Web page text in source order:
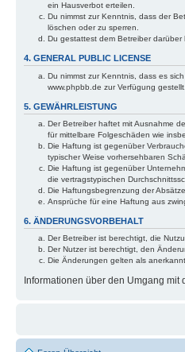
ein Hausverbot erteilen.
Du nimmst zur Kenntnis, dass der
löschen oder zu sperren.
Du gestattest dem Betreiber
4. GENERAL PUBLIC LICENSE
Du nimmst zur Kenntnis, dass es
www.phpbb.de zur Verfügung
5. GEWÄHRLEISTUNG
Der Betreiber haftet mit Ausnahme
für mittelbare Folgeschäden wie
Die Haftung ist gegenüber
typischer Weise vorhersehbaren
Die Haftung ist gegenüber
die vertragstypischen
Die Haftungsbegrenzung der
Ansprüche für eine Haftung aus
6. ÄNDERUNGSVORBEHALT
Der Betreiber ist berechtigt, die
Der Nutzer ist berechtigt, den
Die Änderungen gelten als
Informationen über den Umgang